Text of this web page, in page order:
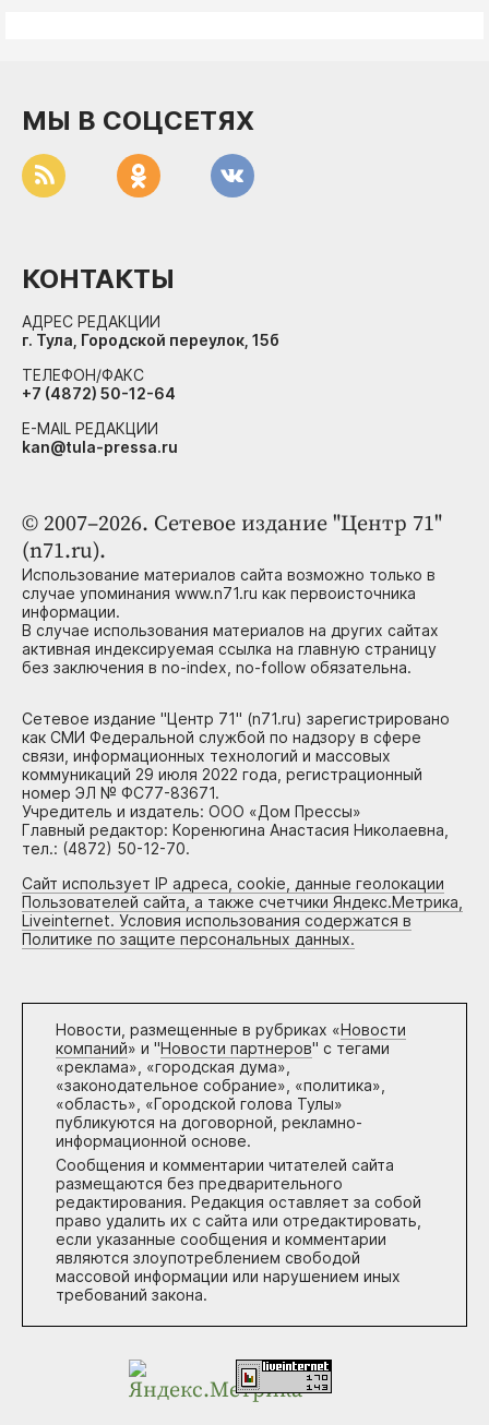
© 2007–2026. Сетевое издание "Центр 71"
(n71.ru).
Использование материалов сайта возможно только в
случае упоминания www.n71.ru как первоисточника
информации.
В случае использования материалов на других сайтах
активная индексируемая ссылка на главную страницу
без заключения в no-index, no-follow обязательна.
Сетевое издание "Центр 71" (n71.ru) зарегистрировано
как СМИ Федеральной службой по надзору в сфере
связи, информационных технологий и массовых
коммуникаций 29 июля 2022 года, регистрационный
номер ЭЛ № ФС77-83671.
Учредитель и издатель: ООО «Дом Прессы»
Главный редактор: Коренюгина Анастасия Николаевна,
тел.: (4872) 50-12-70.
Сайт использует IP адреса, cookie, данные геолокации
Пользователей сайта, а также счетчики Яндекс.Метрика,
Liveinternet. Условия использования содержатся в
Политике по защите персональных данных.
Новости, размещенные в рубриках «Новости
компаний» и "Новости партнеров" с тегами
«реклама», «городская дума»,
«законодательное собрание», «политика»,
«область», «Городской голова Тулы»
публикуются на договорной, рекламно-
информационной основе.
Сообщения и комментарии читателей сайта
размещаются без предварительного
редактирования. Редакция оставляет за собой
право удалить их с сайта или отредактировать,
если указанные сообщения и комментарии
являются злоупотреблением свободой
массовой информации или нарушением иных
требований закона.
МЫ В СОЦСЕТЯХ
КОНТАКТЫ
АДРЕС РЕДАКЦИИ
г. Тула, Городской переулок, 15б
ТЕЛЕФОН/ФАКС
+7 (4872) 50-12-64
E-MAIL РЕДАКЦИИ
kan@tula-pressa.ru